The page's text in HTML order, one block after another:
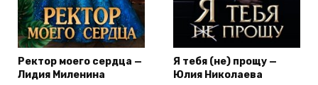
Ректор моего сердца —
Лидия Миленина
Я тебя (не) прощу —
Юлия Николаева